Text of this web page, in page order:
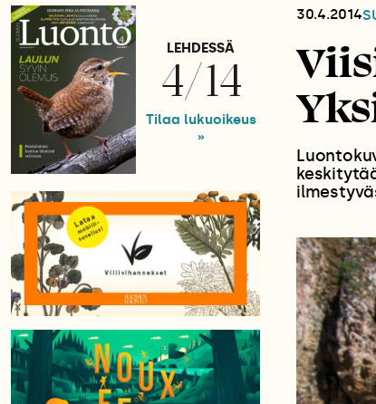
LEHDESSÄ
4/14
Tilaa lukuoikeus
»
30.4.2014